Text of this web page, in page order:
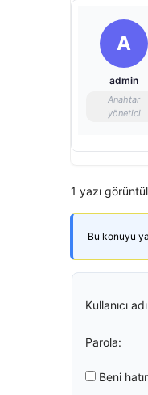
A
admin
Anahtar
yönetici
1 yazı
Bu konuyu
Kullanıcı
Parola:
Beni